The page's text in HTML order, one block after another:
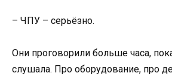
– ЧПУ – серьёзно.
Они проговорили больше часа,
слушала. Про оборудование, про